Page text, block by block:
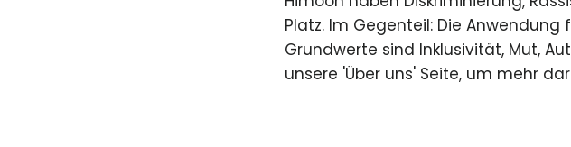
Platz. Im Gegenteil: Die Anwendung
Grundwerte sind Inklusivität, Mut,
unsere 'Über uns' Seite, um mehr